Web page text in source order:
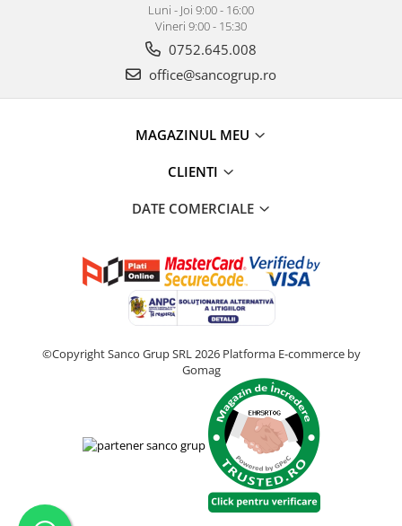
Luni - Joi 9:00 - 16:00
Vineri 9:00 - 15:30
0752.645.008
office@sancogrup.ro
MAGAZINUL MEU
CLIENTI
DATE COMERCIALE
©Copyright Sanco Grup SRL 2026 Platforma E-commerce by
Gomag